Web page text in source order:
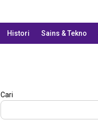
Histori Sains & Tekno
Cari